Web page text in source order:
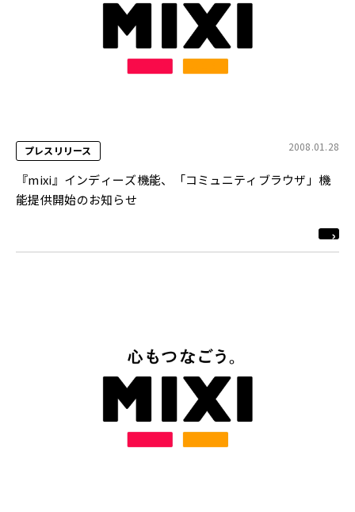
プレスリリース 2008.01.28
『mixi』インディーズ機能、「コミュニティブラウザ」機
能提供開始のお知らせ